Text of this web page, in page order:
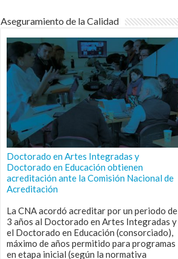
Aseguramiento de la Calidad
Doctorado en Artes Integradas y
Doctorado en Educación obtienen
acreditación ante la Comisión Nacional de
Acreditación
La CNA acordó acreditar por un periodo de
3 años al Doctorado en Artes Integradas y
el Doctorado en Educación (consorciado),
máximo de años permitido para programas
en etapa inicial (según la normativa